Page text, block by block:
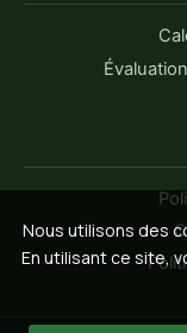
Nous utilisons des
En utilisant ce site,